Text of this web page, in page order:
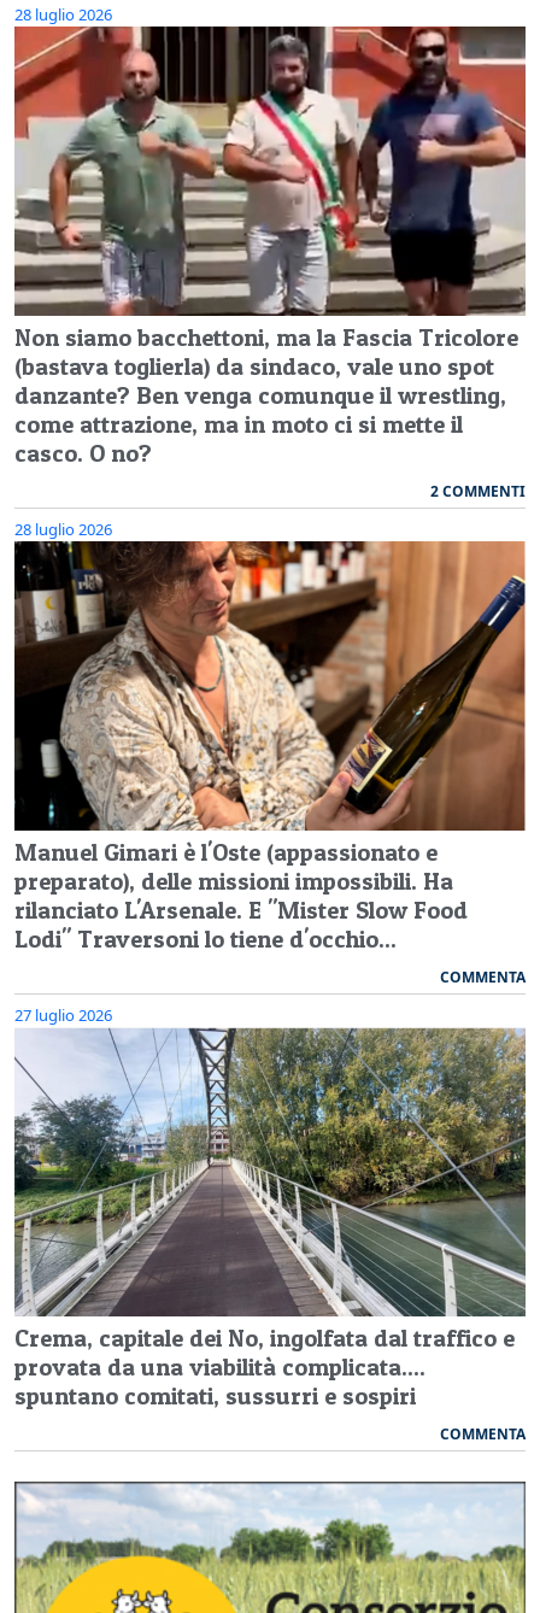
28 luglio 2026
Non siamo bacchettoni, ma la Fascia Tricolore
(bastava toglierla) da sindaco, vale uno spot
danzante? Ben venga comunque il wrestling,
come attrazione, ma in moto ci si mette il
casco. O no?
2 COMMENTI
28 luglio 2026
Manuel Gimari è l'Oste (appassionato e
preparato), delle missioni impossibili. Ha
rilanciato L'Arsenale. E "Mister Slow Food
Lodi" Traversoni lo tiene d'occhio...
COMMENTA
27 luglio 2026
Crema, capitale dei No, ingolfata dal traffico e
provata da una viabilità complicata....
spuntano comitati, sussurri e sospiri
COMMENTA